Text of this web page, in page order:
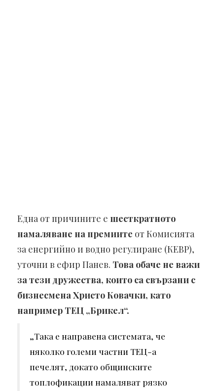
Една от причините е шесткратното
намаляване на премиите от Комисията
за енергийно и водно регулиране (КЕВР),
уточни в ефир Панев. Това обаче не важи
за тези дружества, които са свързани с
бизнесмена Христо Ковачки, като
например ТЕЦ „Брикел“.
„Така е направена системата, че
няколко големи частни ТЕЦ-а
печелят, докато общинските
топлофикации намаляват рязко